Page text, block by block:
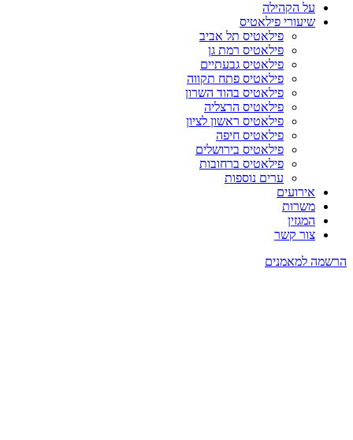
על הקהילה
שיעורי פילאטיס
פילאטיס תל אביב
פילאטיס רמת גן
פילאטיס גבעתיים
פילאטיס פתח תקווה
פילאטיס בהוד השרון
פילאטיס הרצליה
פילאטיס ראשון לציון
פילאטיס חיפה
פילאטיס בירושלים
פילאטיס ברחובות
ערים נוספות
אירועים
משרות
המגזין
צור קשר
הרשמה למאמנים